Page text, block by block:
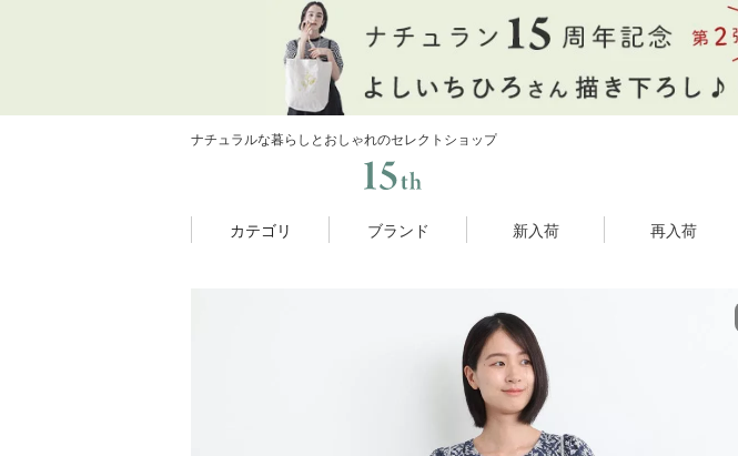
ナチュラルな暮らしとおしゃれのセレクトショップ
カテゴリ ブランド 新入荷 再入荷